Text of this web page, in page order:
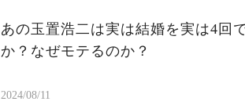
あの玉置浩二は実は結婚を実は4
か？なぜモテるのか？
2024/08/11